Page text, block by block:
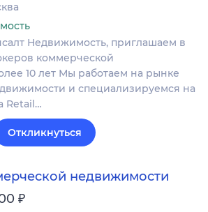
Недвижимость, приглашаем в
коммерческой
10 лет Мы работаем на рынке
и специализируемся на
Retail…
Откликнуться
недвижимости
₽